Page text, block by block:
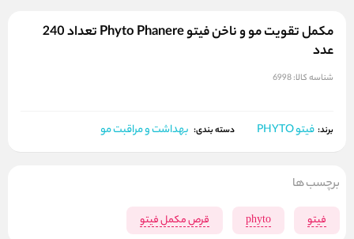
مکمل تقویت مو و ناخن فیتو Phyto Phanere تعداد 240
عدد
شناسه کالا:6998
برند: فیتو PHYTO دسته بندی: بهداشت و مراقبت مو
برچسب ها
فیتو phyto قرص مکمل فیتو